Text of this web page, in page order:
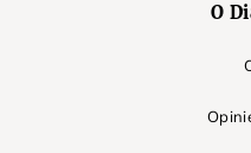
O